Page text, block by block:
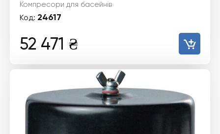
Компресори для басейнів
Код: 24617
52 471 ₴